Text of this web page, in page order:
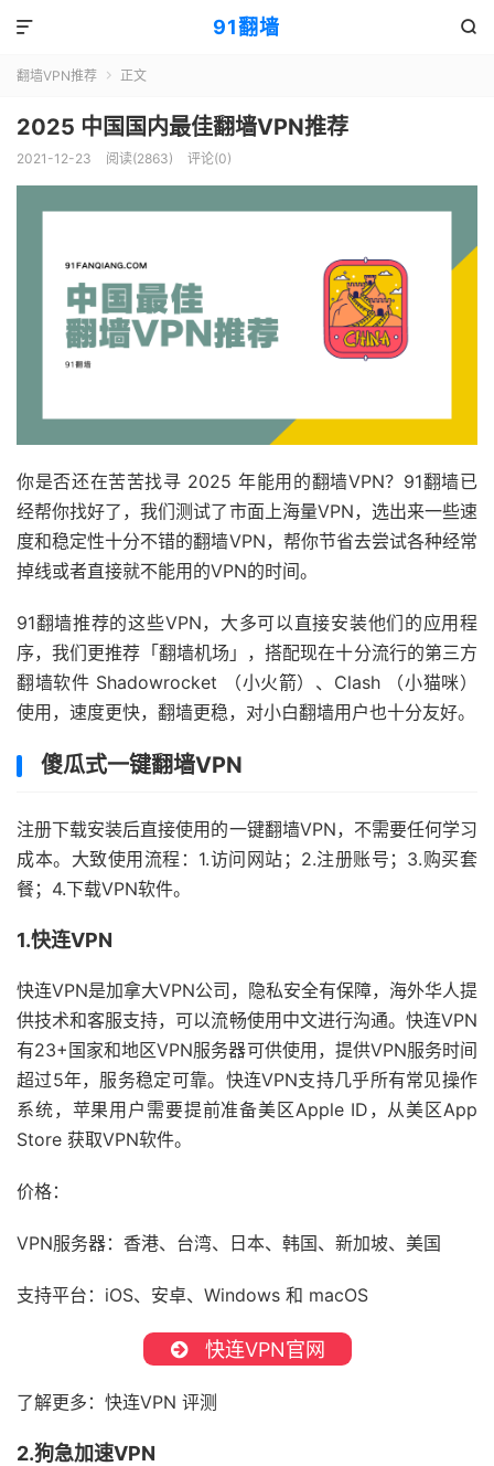
91翻墙 

翻墙VPN推荐  正文
2025 中国国内最佳翻墙VPN推荐
2021-12-23 阅读(2863) 评论(0)
你是否还在苦苦找寻 2025 年能用的翻墙VPN？91翻墙已
经帮你找好了，我们测试了市面上海量VPN，选出来一些速
度和稳定性十分不错的翻墙VPN，帮你节省去尝试各种经常
掉线或者直接就不能用的VPN的时间。
91翻墙推荐的这些VPN，大多可以直接安装他们的应用程
序，我们更推荐「翻墙机场」，搭配现在十分流行的第三方
翻墙软件 Shadowrocket （小火箭）、Clash （小猫咪）
使用，速度更快，翻墙更稳，对小白翻墙用户也十分友好。
傻瓜式一键翻墙VPN
注册下载安装后直接使用的一键翻墙VPN，不需要任何学习
成本。大致使用流程：1.访问网站；2.注册账号；3.购买套
餐；4.下载VPN软件。
1.快连VPN
快连VPN是加拿大VPN公司，隐私安全有保障，海外华人提
供技术和客服支持，可以流畅使用中文进行沟通。快连VPN
有23+国家和地区VPN服务器可供使用，提供VPN服务时间
超过5年，服务稳定可靠。快连VPN支持几乎所有常见操作
系统，苹果用户需要提前准备美区Apple ID，从美区App
Store 获取VPN软件。
价格：
VPN服务器：香港、台湾、日本、韩国、新加坡、美国
支持平台：iOS、安卓、Windows 和 macOS
快连VPN官网
了解更多：快连VPN 评测
2.狗急加速VPN